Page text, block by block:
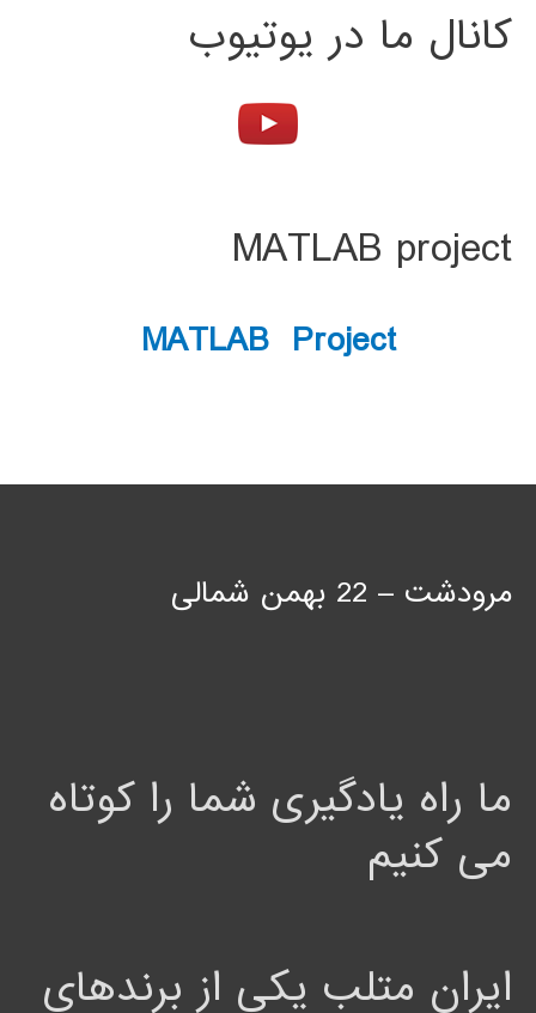
کانال ما در یوتیوب
MATLAB project
MATLAB Project
مرودشت – 22 بهمن شمالی
ما راه یادگیری شما را کوتاه
می کنیم
ایران متلب یکی از برندهای